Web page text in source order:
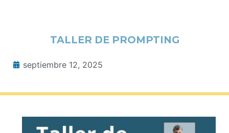
TALLER DE PROMPTING
septiembre 12, 2025